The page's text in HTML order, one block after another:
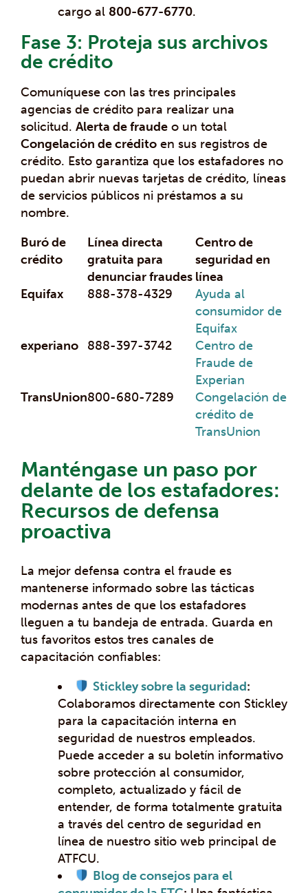
cargo al 800-677-6770.
Fase 3: Proteja sus archivos
de crédito
Comuníquese con las tres principales
agencias de crédito para realizar una
solicitud. Alerta de fraude o un total
Congelación de crédito en sus registros de
crédito. Esto garantiza que los estafadores no
puedan abrir nuevas tarjetas de crédito, líneas
de servicios públicos ni préstamos a su
nombre.
Buró de
crédito
Línea directa
gratuita para
denunciar fraudes
Centro de
seguridad en
línea
Equifax
888-378-4329
Ayuda al
consumidor de
Equifax
experiano
888-397-3742
Centro de
Fraude de
Experian
TransUnion800-680-7289
Congelación de
crédito de
TransUnion
Manténgase un paso por
delante de los estafadores:
Recursos de defensa
proactiva
La mejor defensa contra el fraude es
mantenerse informado sobre las tácticas
modernas antes de que los estafadores
lleguen a tu bandeja de entrada. Guarda en
tus favoritos estos tres canales de
capacitación confiables:
Stickley sobre la seguridad:
Colaboramos directamente con Stickley
para la capacitación interna en
seguridad de nuestros empleados.
Puede acceder a su boletín informativo
sobre protección al consumidor,
completo, actualizado y fácil de
entender, de forma totalmente gratuita
a través del centro de seguridad en
línea de nuestro sitio web principal de
ATFCU.
Blog de consejos para el